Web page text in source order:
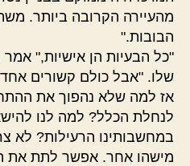
מהעיירה הקרובה ביותר.
הבובות."
"כל הבעיות הן אישיות," אמר
שלו. "אבל כולם קשורים
אז למה שלא נהפוך את
לנחלת הכלל? למה לנו
במחשבותינו הרעילות? לא
מישהו אחר. אפשר לתת את